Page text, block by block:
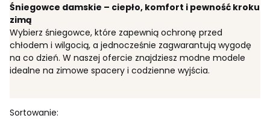
Śniegowce damskie – ciepło, komfort i pewność kroku
zimą
Wybierz śniegowce, które zapewnią ochronę przed
chłodem i wilgocią, a jednocześnie zagwarantują wygodę
na co dzień. W naszej ofercie znajdziesz modne modele
idealne na zimowe spacery i codzienne wyjścia.
Lista produktów
Sortowanie: